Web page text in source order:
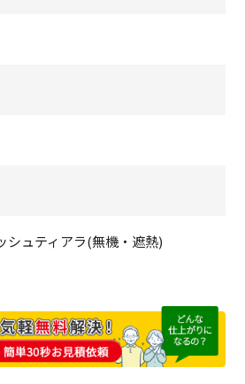
シュティアラ(無機・遮熱)